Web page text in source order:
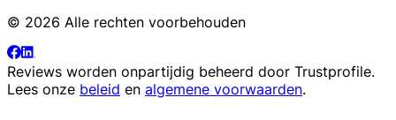
© 2026 Alle rechten voorbehouden
Reviews worden onpartijdig beheerd door Trustprofile.
Lees onze beleid en algemene voorwaarden.